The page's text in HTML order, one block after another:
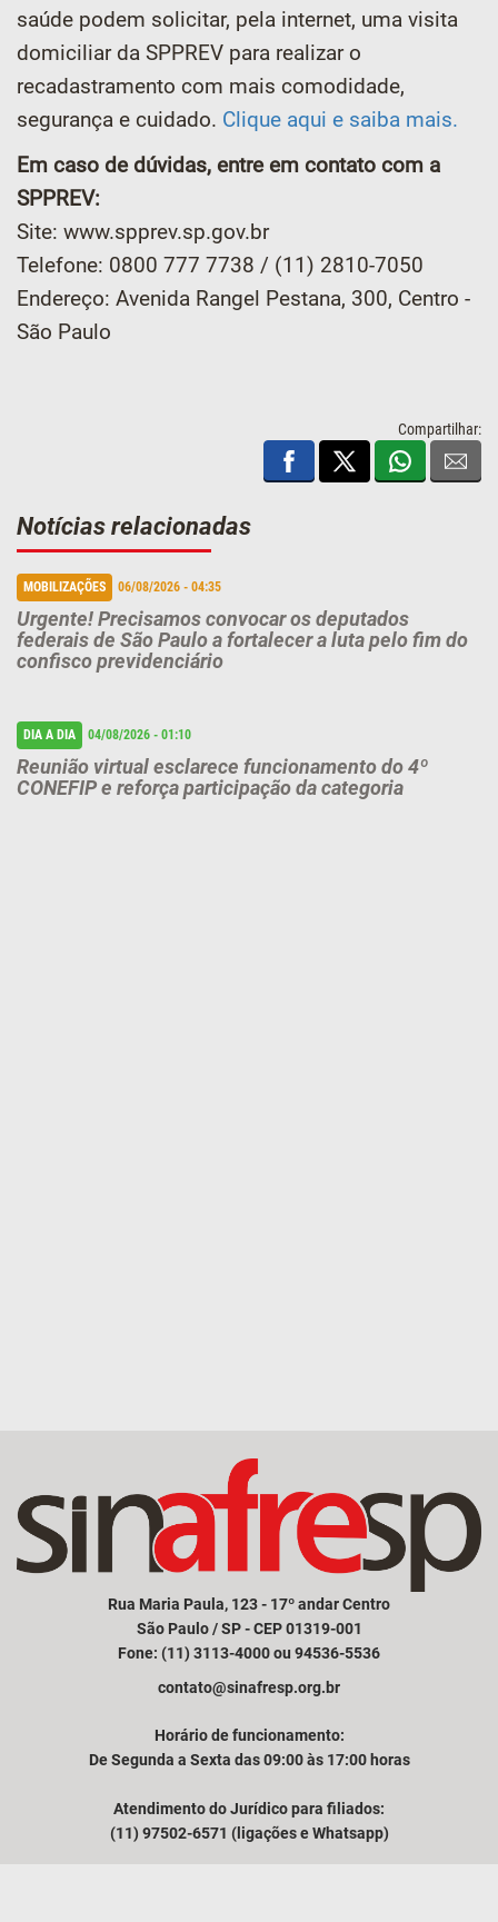
saúde podem solicitar, pela internet, uma visita
domiciliar da SPPREV para realizar o
recadastramento com mais comodidade,
segurança e cuidado. Clique aqui e saiba mais.
Em caso de dúvidas, entre em contato com a
SPPREV:
Site: www.spprev.sp.gov.br
Telefone: 0800 777 7738 / (11) 2810-7050
Endereço: Avenida Rangel Pestana, 300, Centro -
São Paulo
Compartilhar:
Notícias relacionadas
MOBILIZAÇÕES 06/08/2026 - 04:35
Urgente! Precisamos convocar os deputados
federais de São Paulo a fortalecer a luta pelo fim do
confisco previdenciário
DIA A DIA 04/08/2026 - 01:10
Reunião virtual esclarece funcionamento do 4º
CONEFIP e reforça participação da categoria
Rua Maria Paula, 123 - 17º andar Centro
São Paulo / SP - CEP 01319-001
Fone: (11) 3113-4000 ou 94536-5536
contato@sinafresp.org.br
Horário de funcionamento:
De Segunda a Sexta das 09:00 às 17:00 horas
Atendimento do Jurídico para filiados:
(11) 97502-6571 (ligações e Whatsapp)